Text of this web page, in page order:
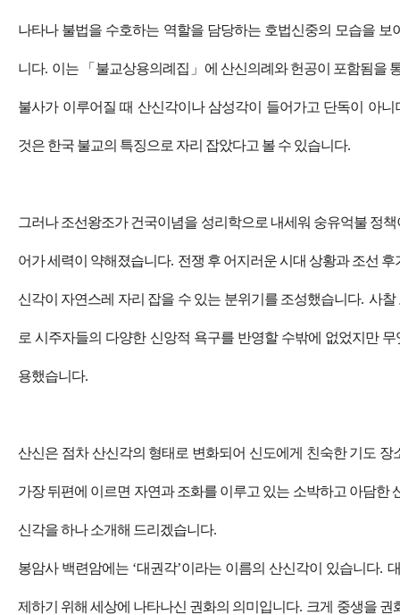
나타나 불법을 수호하는 역할을 담당하는 호법신중의 모습을
니다. 이는 「 불교상용의례집 」 에 산신의례와 헌공이 포함됨을
불사가 이루어질 때 산신각이나 삼성각이 들어가고 단독이 아
것은 한국 불교의 특징으로 자리 잡았다고 볼 수 있습니다.
그러나 조선왕조가 건국이념을 성리학으로 내세워 숭유억불 정
어가 세력이 약해졌습니다. 전쟁 후 어지러운 시대 상황과 조선
신각이 자연스레 자리 잡을 수 있는 분위기를 조성했습니다. 사찰
로 시주자들의 다양한 신앙적 욕구를 반영할 수밖에 없었지만
용했습니다.
산신은 점차 산신각의 형태로 변화되어 신도에게 친숙한 기도 장
가장 뒤편에 이르면 자연과 조화를 이루고 있는 소박하고 아담한
신각을 하나 소개해 드리겠습니다.
봉암사 백련암에는 ‘대권각’이라는 이름의 산신각이 있습니다.
제하기 위해 세상에 나타나신 권화의 의미입니다. 크게 중생을 권